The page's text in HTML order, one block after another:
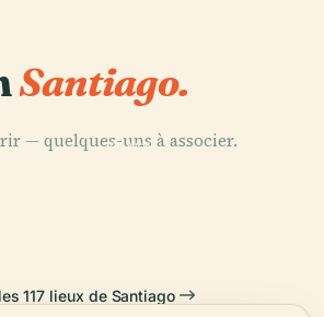
Santiago.
— quelques-uns à associer.
PLACE
PLACE
117 lieux de Santiago